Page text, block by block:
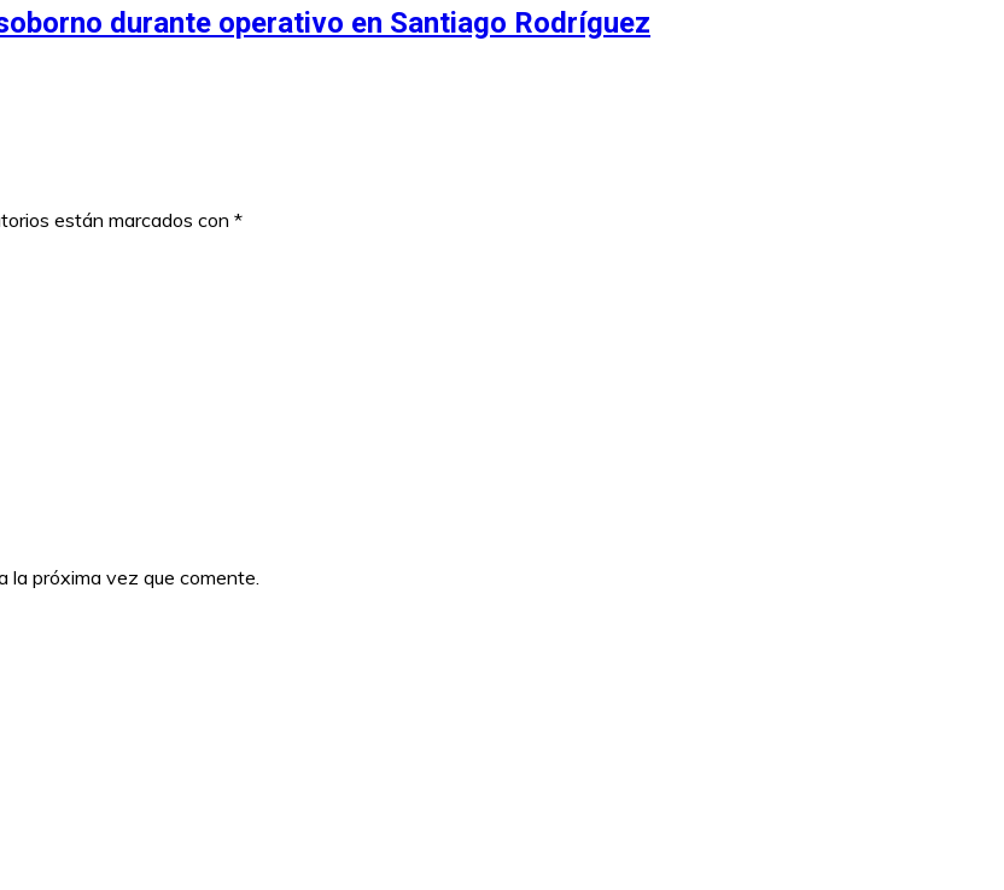
durante operativo en Santiago Rodríguez
están marcados con *
la próxima vez que comente.